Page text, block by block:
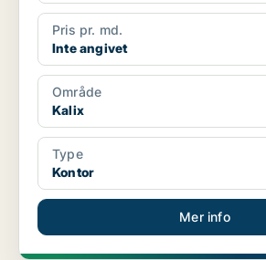
Pris pr. md.
Inte angivet
Område
Kalix
Type
Kontor
Mer info